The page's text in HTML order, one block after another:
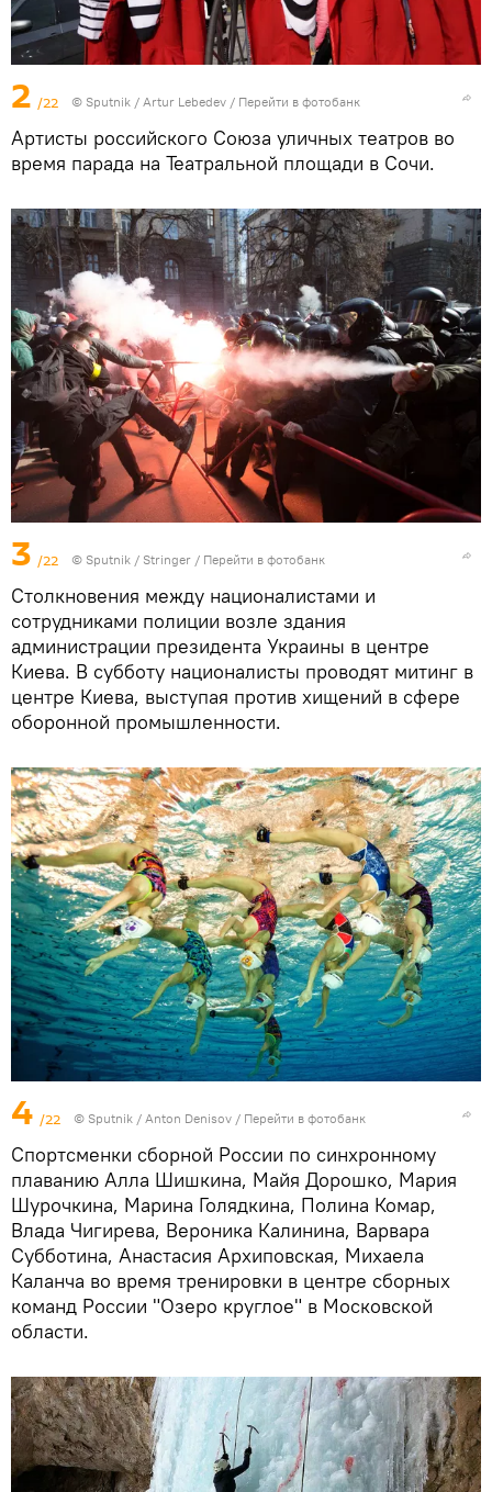
2 /22 © Sputnik / Artur Lebedev / Перейти в фотобанк
Артисты российского Союза уличных театров во
время парада на Театральной площади в Сочи.
3 /22 © Sputnik / Stringer / Перейти в фотобанк
Столкновения между националистами и
сотрудниками полиции возле здания
администрации президента Украины в центре
Киева. В субботу националисты проводят митинг в
центре Киева, выступая против хищений в сфере
оборонной промышленности.
4 /22 © Sputnik / Anton Denisov / Перейти в фотобанк
Спортсменки сборной России по синхронному
плаванию Алла Шишкина, Майя Дорошко, Мария
Шурочкина, Марина Голядкина, Полина Комар,
Влада Чигирева, Вероника Калинина, Варвара
Субботина, Анастасия Архиповская, Михаела
Каланча во время тренировки в центре сборных
команд России "Озеро круглое" в Московской
области.